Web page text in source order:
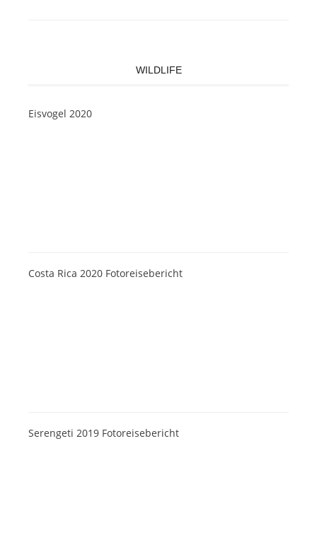
WILDLIFE
Eisvogel 2020
Costa Rica 2020 Fotoreisebericht
Serengeti 2019 Fotoreisebericht